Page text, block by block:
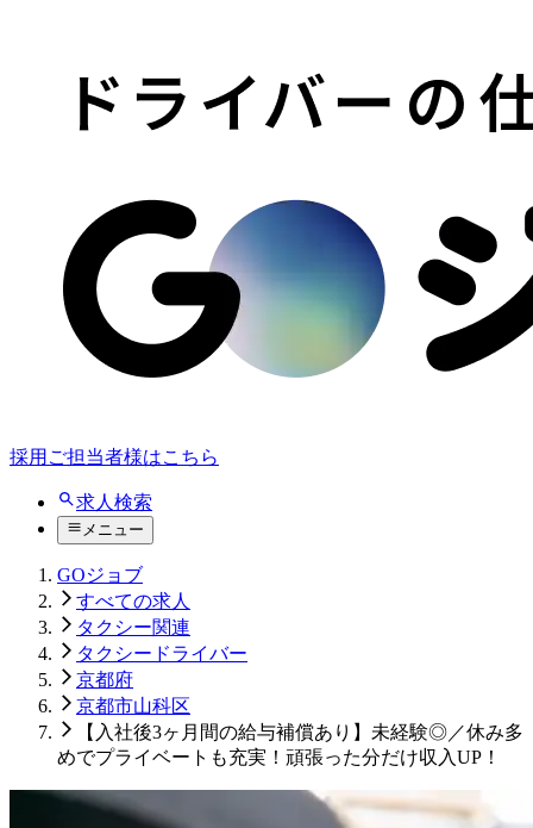
採用ご担当者様はこちら
求人検索
メニュー
GOジョブ
すべての求人
タクシー関連
タクシードライバー
京都府
京都市山科区
【入社後3ヶ月間の給与補償あり】未経験◎／休み多
めでプライベートも充実！頑張った分だけ収入UP！